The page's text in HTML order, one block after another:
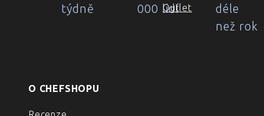
týdně
000 lidí
déle
než rok
Outlet
O CHEFSHOPU